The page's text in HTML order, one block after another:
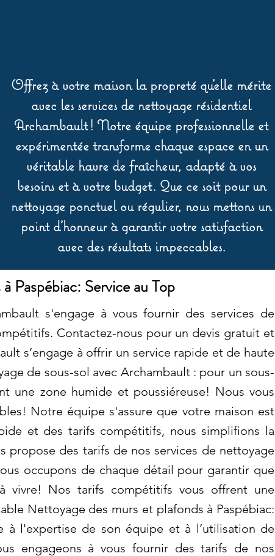
Offrez à votre maison la propreté qu’elle mérite
avec les services de nettoyage résidentiel
Archambault ! Notre équipe professionnelle et
expérimentée transforme chaque espace en un
véritable havre de fraîcheur, adapté à vos
besoins et à votre budget. Que ce soit pour un
nettoyage ponctuel ou régulier, nous mettons un
point d’honneur à garantir votre satisfaction
avec des résultats impeccables.
Paspébiac: Service au Top
s'engage à vous fournir des services de
Contactez-nous pour un devis gratuit et
s’engage à offrir un service rapide et de haute
de sous-sol avec Archambault : pour un sous-
une zone humide et poussiéreuse! Nous vous
Notre équipe s'assure que votre maison est
et des tarifs compétitifs, nous simplifions la
propose des tarifs de nos services de nettoyage
occupons de chaque détail pour garantir que
vivre! Nos tarifs compétitifs vous offrent une
Nettoyage des murs et plafonds à Paspébiac:
à l'expertise de son équipe et à l’utilisation de
engageons à vous fournir des tarifs de nos